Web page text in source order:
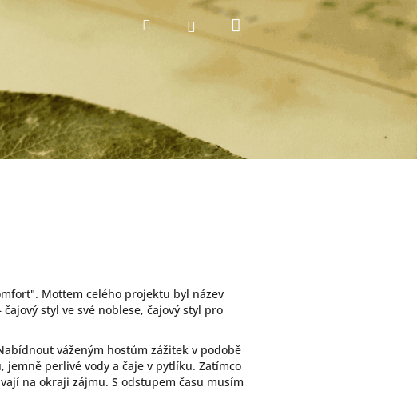
Hledat PřihlášeníNákupní
košík
Mottem celého projektu byl název
styl ve své noblese, čajový styl pro
váženým hostům zážitek v podobě
perlivé vody a čaje v pytlíku. Zatímco
na okraji zájmu. S odstupem času musím